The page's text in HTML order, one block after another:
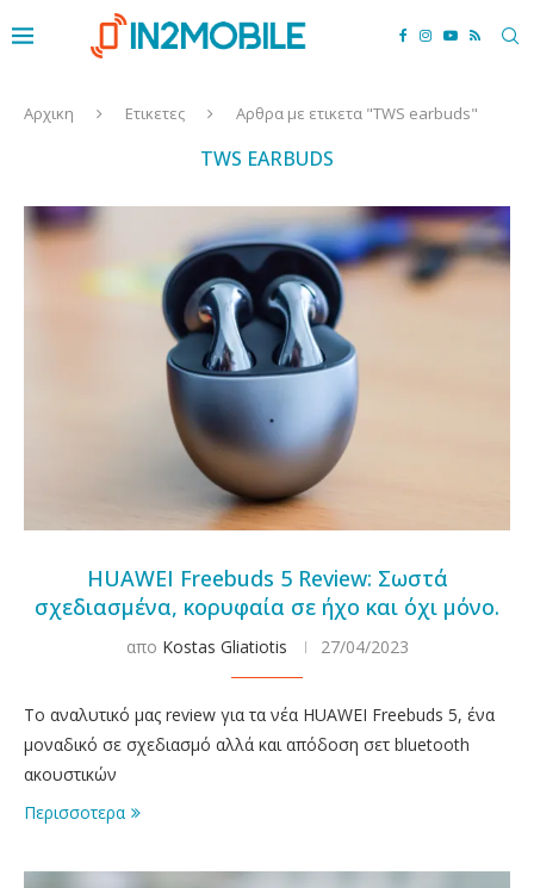
Αρχικη Ετικετες Αρθρα με ετικετα "TWS earbuds"
TWS EARBUDS
HUAWEI Freebuds 5 Review: Σωστά
σχεδιασμένα, κορυφαία σε ήχο και όχι μόνο.
απο Kostas Gliatiotis 27/04/2023
Το αναλυτικό μας review για τα νέα HUAWEI Freebuds 5, ένα
μοναδικό σε σχεδιασμό αλλά και απόδοση σετ bluetooth
ακουστικών
Περισσοτερα